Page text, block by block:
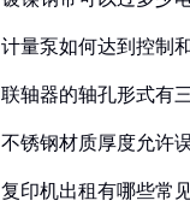
计量泵如何达到控制
联轴器的轴孔形式有
不锈钢材质厚度允许
复印机出租有哪些常